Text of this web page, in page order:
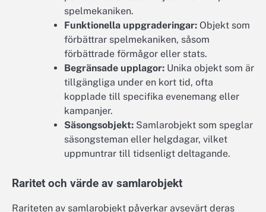
spelmekaniken.
Funktionella uppgraderingar: Objekt som
förbättrar spelmekaniken, såsom
förbättrade förmågor eller stats.
Begränsade upplagor: Unika objekt som är
tillgängliga under en kort tid, ofta
kopplade till specifika evenemang eller
kampanjer.
Säsongsobjekt: Samlarobjekt som speglar
säsongsteman eller helgdagar, vilket
uppmuntrar till tidsenligt deltagande.
Raritet och värde av samlarobjekt
Rariteten av samlarobjekt påverkar avsevärt deras